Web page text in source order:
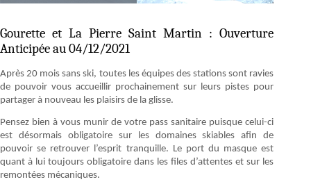
Gourette et La Pierre Saint Martin : Ouverture
Anticipée au 04/12/2021
Après 20 mois sans ski, toutes les équipes des stations sont ravies
de pouvoir vous accueillir prochainement sur leurs pistes pour
partager à nouveau les plaisirs de la glisse.
Pensez bien à vous munir de votre pass sanitaire puisque celui-ci
est désormais obligatoire sur les domaines skiables afin de
pouvoir se retrouver l’esprit tranquille. Le port du masque est
quant à lui toujours obligatoire dans les files d’attentes et sur les
remontées mécaniques.